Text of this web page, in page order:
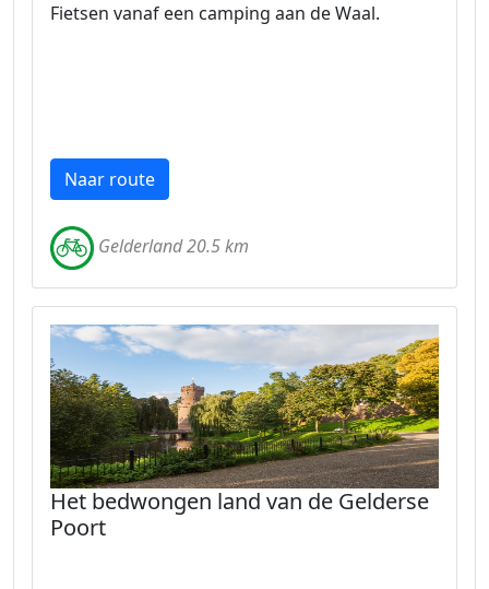
Fietsen vanaf een camping aan de Waal.
Naar route
Gelderland 20.5 km
Het bedwongen land van de Gelderse
Poort